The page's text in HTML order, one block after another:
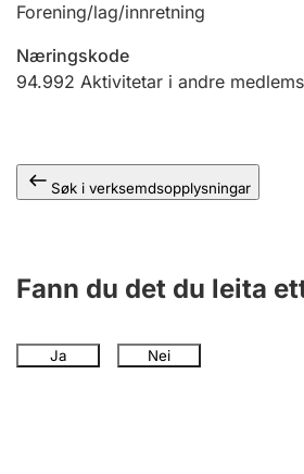
Andre tema
Forening/lag/innretning
Næringskode
94.992 Aktivitetar i andre
Søk i verksemdsopplysningar
Fann du det du leita
Ja Nei